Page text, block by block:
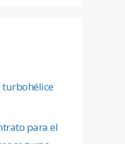
turbohélice
para el